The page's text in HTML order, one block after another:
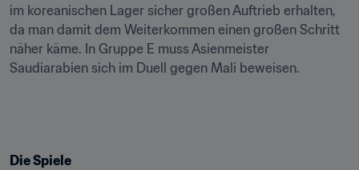
im koreanischen Lager sicher großen Auftrieb erhalten,
da man damit dem Weiterkommen einen großen Schritt
näher käme. In Gruppe E muss Asienmeister
Saudiarabien sich im Duell gegen Mali beweisen.
Die Spiele